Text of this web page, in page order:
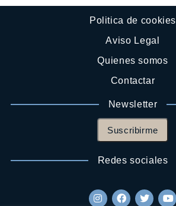
Politica de cookies
Aviso Legal
Quienes somos
Contactar
Newsletter
Suscribirme
Redes sociales